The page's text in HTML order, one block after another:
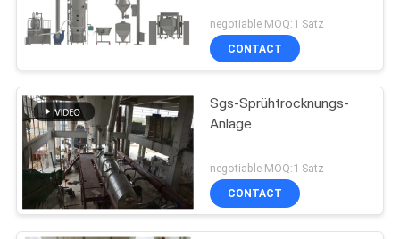
negotiable MOQ:1 Satz
CONTACT
Sgs-Sprühtrocknungs-
Anlage
negotiable MOQ:1 Satz
CONTACT